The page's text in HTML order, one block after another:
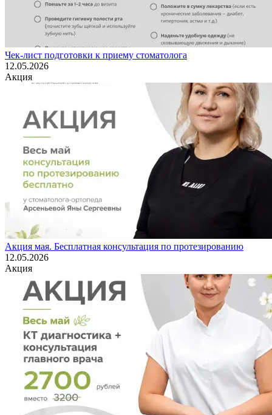
Чек-лист подготовки к приему стоматолога
12.05.2026
Акция
Акция мая. Бесплатная консультация по протезированию
12.05.2026
Акция